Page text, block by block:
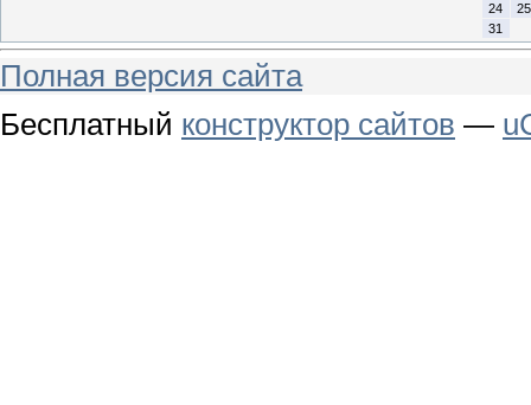
24
25
31
Полная версия сайта
Бесплатный конструктор сайтов —